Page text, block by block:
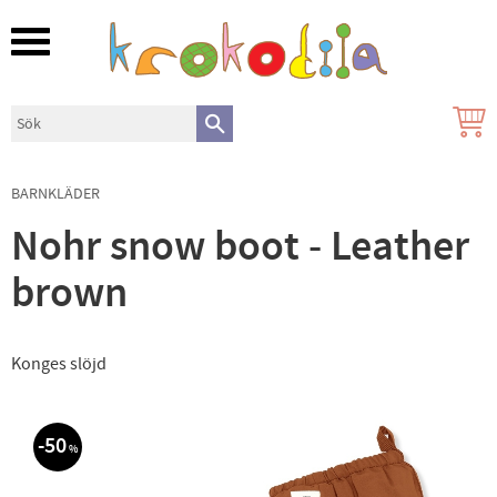
Meny
BARNKLÄDER
Nohr snow boot - Leather
brown
Konges slöjd
50%